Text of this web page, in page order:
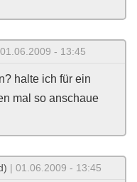
- 13:45
halte ich für ein
mal so anschaue
| 01.06.2009 - 13:45